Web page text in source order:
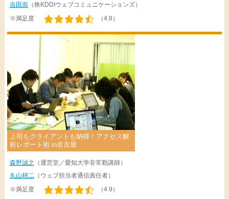
吉田崇 （株KDDIウェブコミュニケーションズ）
※満足度
（4.8）
上司もクライアントも納得！アクセス解
析レポート術 in名古屋
森野誠之
（運営堂／愛知大学非常勤講師）
丸山耕二 （ウェブ担当者通信責任者）
※満足度
（4.9）